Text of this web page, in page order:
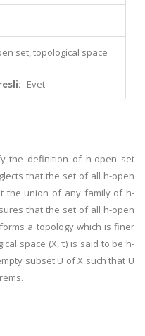
set, topological space
Evet
the definition of h-open set
that the set of all h-open
the union of any family of h-
that the set of all h-open
a topology which is finer
space (X, τ) is said to be h-
subset U of X such that U